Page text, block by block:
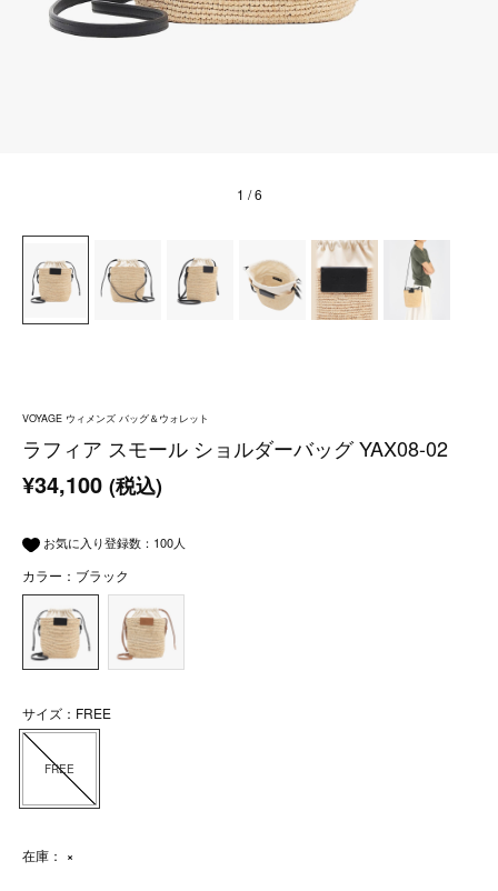
1 / 6
VOYAGE ウィメンズ バッグ＆ウォレット
ラフィア スモール ショルダーバッグ YAX08-02
¥34,100 (税込)
お気に入り登録数： 100人
カラー：ブラック
サイズ：FREE
FREE
在庫： ×